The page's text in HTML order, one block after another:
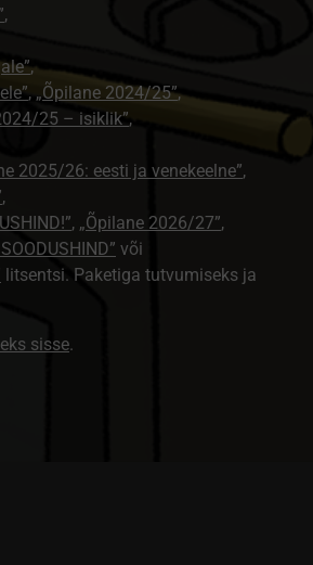
,
,
, „Õpilane 2024/25”,
25 – isiklik”,
2025/26: eesti ja venekeelne”,
,
, „Õpilane 2026/27”,
või
litsentsi. Paketiga tutvumiseks ja
sisse.